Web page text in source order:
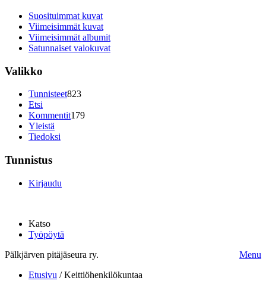
Suosituimmat kuvat
Viimeisimmät kuvat
Viimeisimmät albumit
Satunnaiset valokuvat
Valikko
Tunnisteet823
Etsi
Kommentit179
Yleistä
Tiedoksi
Tunnistus
Kirjaudu
Katso
Työpöytä
Pälkjärven pitäjäseura ry.
Menu
Etusivu /Keittiöhenkilökuntaa